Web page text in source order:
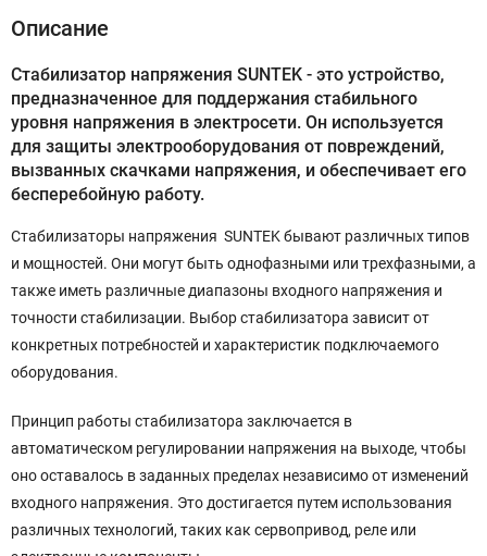
Описание
Стабилизатор напряжения SUNTEK - это устройство,
предназначенное для поддержания стабильного
уровня напряжения в электросети. Он используется
для защиты электрооборудования от повреждений,
вызванных скачками напряжения, и обеспечивает его
бесперебойную работу.
Стабилизаторы напряжения SUNTEK бывают различных типов
и мощностей. Они могут быть однофазными или трехфазными, а
также иметь различные диапазоны входного напряжения и
точности стабилизации. Выбор стабилизатора зависит от
конкретных потребностей и характеристик подключаемого
оборудования.
Принцип работы стабилизатора заключается в
автоматическом регулировании напряжения на выходе, чтобы
оно оставалось в заданных пределах независимо от изменений
входного напряжения. Это достигается путем использования
различных технологий, таких как сервопривод, реле или